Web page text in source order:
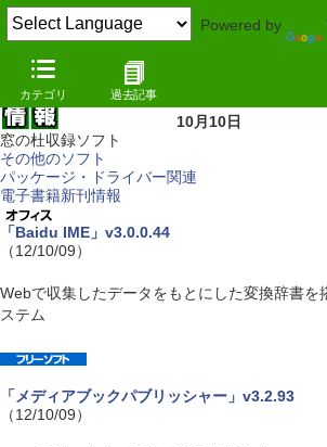
Powered by
カテゴリ 過去記事
10月10日
窓の杜収録ソフト
その他のソフト
パッケージ・ドライバー関連
電子書籍新刊情報
「Baidu IME」v3.0.0.44
（12/10/09）
Webで収集したデータをもとにした変換辞書を
ステム
「メディアブックパブリッシャー」v3.2.93
（12/10/09）